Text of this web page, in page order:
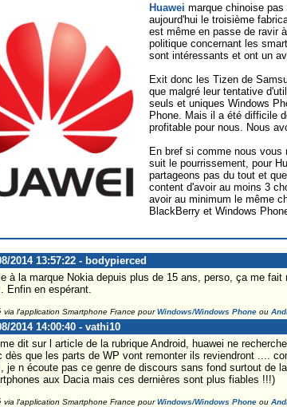
Huawei marque chinoise
aujourd'hui le troisième
est même en passe de ravir
politique concernant les
sont intéressants et ont un
Exit donc les Tizen de
que malgré leur tentative
seuls et uniques Windows
Phone. Mais il a été difficile
profitable pour nous. Nous
En bref si comme nous vous
suit le pourrissement, pour
partageons pas du tout et
content d'avoir au moins 3
avoir au minimum le même
BlackBerry et Windows
2014 13:57:22 - bodypierced
à la marque Nokia depuis plus de 15 ans, perso, ça me
Enfin en espérant.
via l'application Smartphone France pourWindows/Windows Phoneou
2014 14:00:40 - vathi10
dit sur l article de la rubrique Android, huawei ne
dès que les parts de WP vont remonter ils reviendront ....
je n écoute pas ce genre de discours sans fond surtout de
aux Dacia mais ces dernières sont plus fiables !!!)
via l'application Smartphone France pourWindows/Windows Phoneou